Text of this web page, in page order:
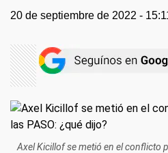
20 de septiembre de 2022 -
Axel Kicillof se metió en el conflicto